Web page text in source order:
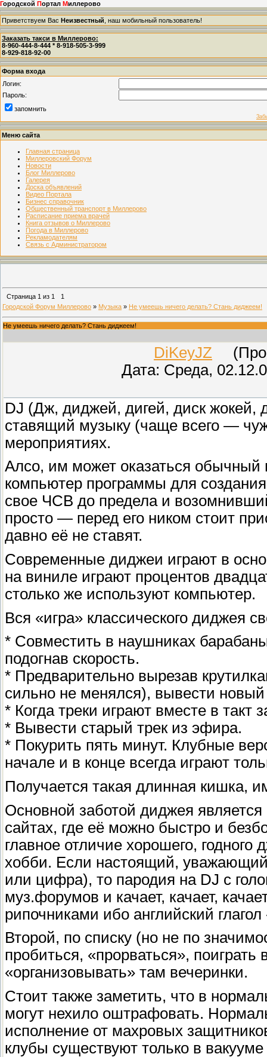
Городской Портал Миллерово
Приветствуем Вас Неизвестный , наш мобильный пользователь!
Заказать такси в Миллерово:
8-960-444-8-444 * 8-918-505-3-999
8-929-818-92-00
Форма входа
Логин:
Пароль:
запомнить
Меню сайта
Главная страница
Миллеровский Форум
Новости
Блог Миллерово
Галерея
Доска объявлений
Видео Портала
Бизнес справочник
Общественный транспорт в Миллерово
Расписание приема врачей
Книга отзывов о Миллерово
Погода в Миллерово
Рекламодателям
Связь с Администратором
Страница 1 из 1
1
Городской Форум Миллерово » Музыка » Не умеешь ничего делать? Стань диджеем!
Не умеешь ничего делать? Стань диджеем!
DiKeyJZ
Дата: Среда,
DJ (Дж, диджей, дигей, диск
ставящий музыку (чаще всего —
мероприятиях.
Алсо, им может оказаться
компьютер программы для
свое ЧСВ до предела и
просто — перед его ником стоит
давно её не ставят.
Современные диджеи играют в
на виниле играют процентов
столько же используют компьютер.
Вся «игра» классического диджея
* Совместить в наушниках
подогнав скорость.
* Предварительно вырезав
сильно не менялся), вывести
* Когда треки играют вместе в такт
* Вывести старый трек из эфира.
* Покурить пять минут. Клубные
начале и в конце всегда играют
Получается такая длинная кишка,
Основной заботой диджея
сайтах, где её можно быстро и
главное отличие хорошего,
хобби. Если настоящий, уважающий
или цифра), то пародия на DJ с
муз.форумов и качает, качает,
рипочниками ибо английский
Второй, по списку (но не по
пробиться, «прорваться»,
«организовывать» там вечеринки.
Стоит также заметить, что в
могут нехило оштрафовать.
исполнение от махровых
клубы существуют только в вакууме